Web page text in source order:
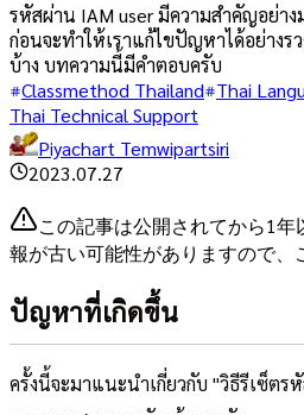
รหัสผ่าน IAM user มีความสำคัญอย่าง
ก่อนจะทำให้เราแก้ไขปัญหาได้อย่างร
บ้าง บทความนี้มีคำตอบครับ
Classmethod Thailand Thai
Thai Technical Support
Piyachart Temwipartsiri
2023.07.27
この記事は公開されてから1
報が古い可能性がありますので、
ปัญหาที่เกิดขึ้น
ครั้งนี้จะมาแนะนำเกี่ยวกับ "วิธีรีเซ็ตร